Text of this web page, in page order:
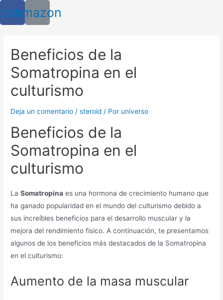
al
Amazon
Beneficios de la
Somatropina en el
culturismo
Deja un comentario /steroid / Por universo
Beneficios de la
Somatropina en el
culturismo
LaSomatropina es una hormona de crecimiento humano que
ha ganado popularidad en el mundo del culturismo debido a
sus increíbles beneficios para el desarrollo muscular y la
mejora del rendimiento físico. A continuación, te presentamos
algunos de los beneficios más destacados de la Somatropina
en el culturismo:
Aumento de la masa muscular